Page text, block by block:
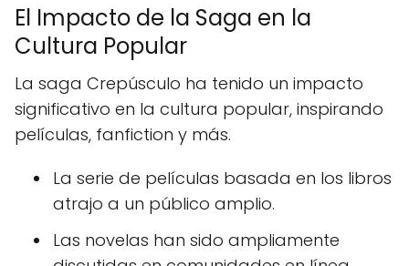
El Impacto de la Saga en la
Cultura Popular
La saga Crepúsculo ha tenido un impacto
significativo en la cultura popular, inspirando
películas, fanfiction y más.
La serie de películas basada en los libros
atrajo a un público amplio.
Las novelas han sido ampliamente